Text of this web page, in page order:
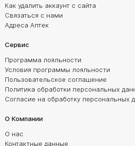
Как удалить аккаунт с сайта
Связаться с нами
Адреса Аптек
Сервис
Программа лояльности
Условия программы лояльности
Пользовательское соглашение
Политика обработки персональных
Согласие на обработку персональных
О Компании
О нас
Контактные данные